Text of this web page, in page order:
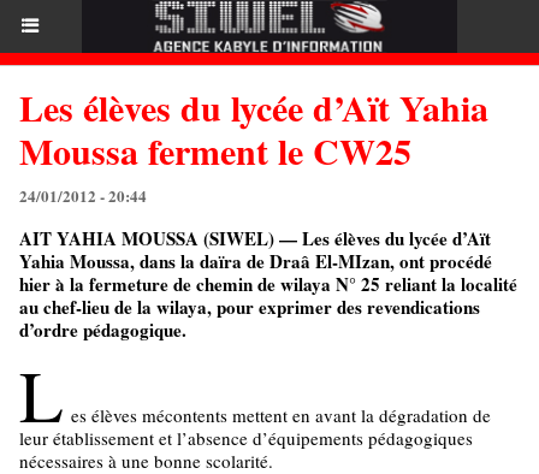
Les élèves du lycée d’Aït Yahia
Moussa ferment le CW25
24/01/2012 - 20:44
AIT YAHIA MOUSSA (SIWEL) — Les élèves du lycée d’Aït
Yahia Moussa, dans la daïra de Draâ El-MIzan, ont procédé
hier à la fermeture de chemin de wilaya N° 25 reliant la localité
au chef-lieu de la wilaya, pour exprimer des revendications
d’ordre pédagogique.
L es élèves mécontents mettent en avant la dégradation de
leur établissement et l’absence d’équipements pédagogiques
nécessaires à une bonne scolarité.